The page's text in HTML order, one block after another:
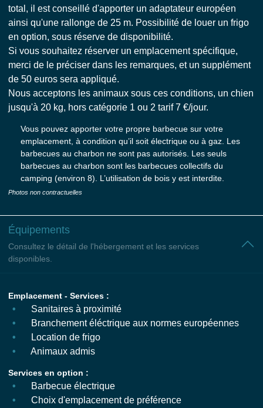
total, il est conseillé d'apporter un adaptateur européen
ainsi qu'une rallonge de 25 m. Possibilité de louer un frigo
en option, sous réserve de disponibilité.
Si vous souhaitez réserver un emplacement spécifique,
merci de le préciser dans les remarques, et un supplément
de 50 euros sera appliqué.
Nous acceptons les animaux sous ces conditions, un chien
jusqu'à 20 kg, hors catégorie 1 ou 2 tarif 7 €/jour.
Vous pouvez apporter votre propre barbecue sur votre
emplacement, à condition qu’il soit électrique ou à gaz. Les
barbecues au charbon ne sont pas autorisés. Les seuls
barbecues au charbon sont les barbecues collectifs du
camping (environ 8). L’utilisation de bois y est interdite.
Photos non contractuelles
Équipements
Consultez le détail de l'hébergement et les services
disponibles.
Emplacement - Services :
Sanitaires à proximité
Branchement éléctrique aux normes européennes
Location de frigo
Animaux admis
Services en option :
Barbecue électrique
Choix d'emplacement de préférence